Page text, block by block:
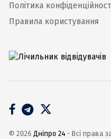
Політика
Правила користування
© 2026 Дніпро 24 - Всі права